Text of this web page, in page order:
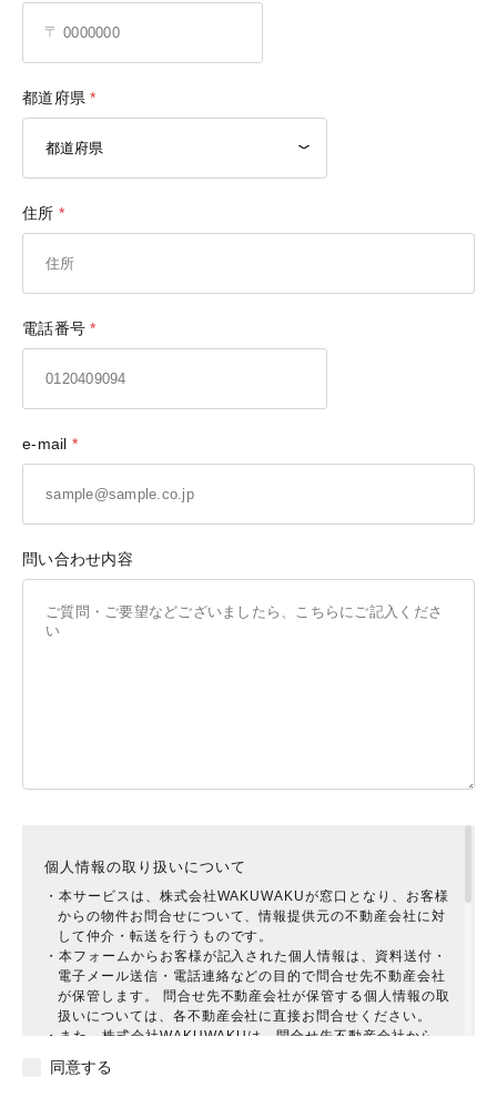
都道府県
住所
電話番号
e-mail
問い合わせ内容
個人情報の取り扱いについて
・本サービスは、株式会社WAKUWAKUが窓口となり、お客様
からの物件お問合せについて、情報提供元の不動産会社に対
して仲介・転送を行うものです。
・本フォームからお客様が記入された個人情報は、資料送付・
電子メール送信・電話連絡などの目的で問合せ先不動産会社
が保管します。 問合せ先不動産会社が保管する個人情報の取
扱いについては、各不動産会社に直接お問合せください。
・また、株式会社WAKUWAKUは、問合せ先不動産会社から、
う、お問合せ物件の検索に用いられた検索条件を問合せ先不
同意する